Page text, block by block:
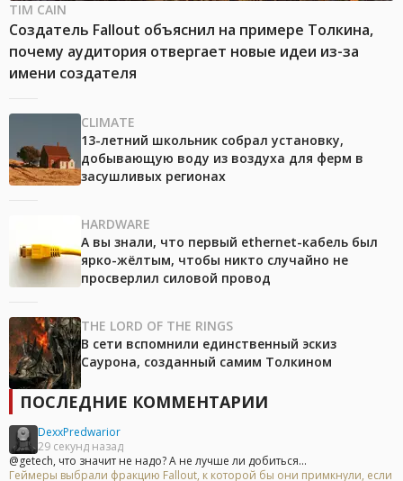
TIM CAIN
Создатель Fallout объяснил на примере Толкина,
почему аудитория отвергает новые идеи из-за
имени создателя
CLIMATE
13-летний школьник собрал установку,
добывающую воду из воздуха для ферм в
засушливых регионах
HARDWARE
А вы знали, что первый ethernet-кабель был
ярко-жёлтым, чтобы никто случайно не
просверлил силовой провод
THE LORD OF THE RINGS
В сети вспомнили единственный эскиз
Саурона, созданный самим Толкином
ПОСЛЕДНИЕ КОММЕНТАРИИ
DexxPredwarior
29 секунд назад
@getech, что значит не надо? А не лучше ли добиться...
Геймеры выбрали фракцию Fallout, к которой бы они примкнули, если